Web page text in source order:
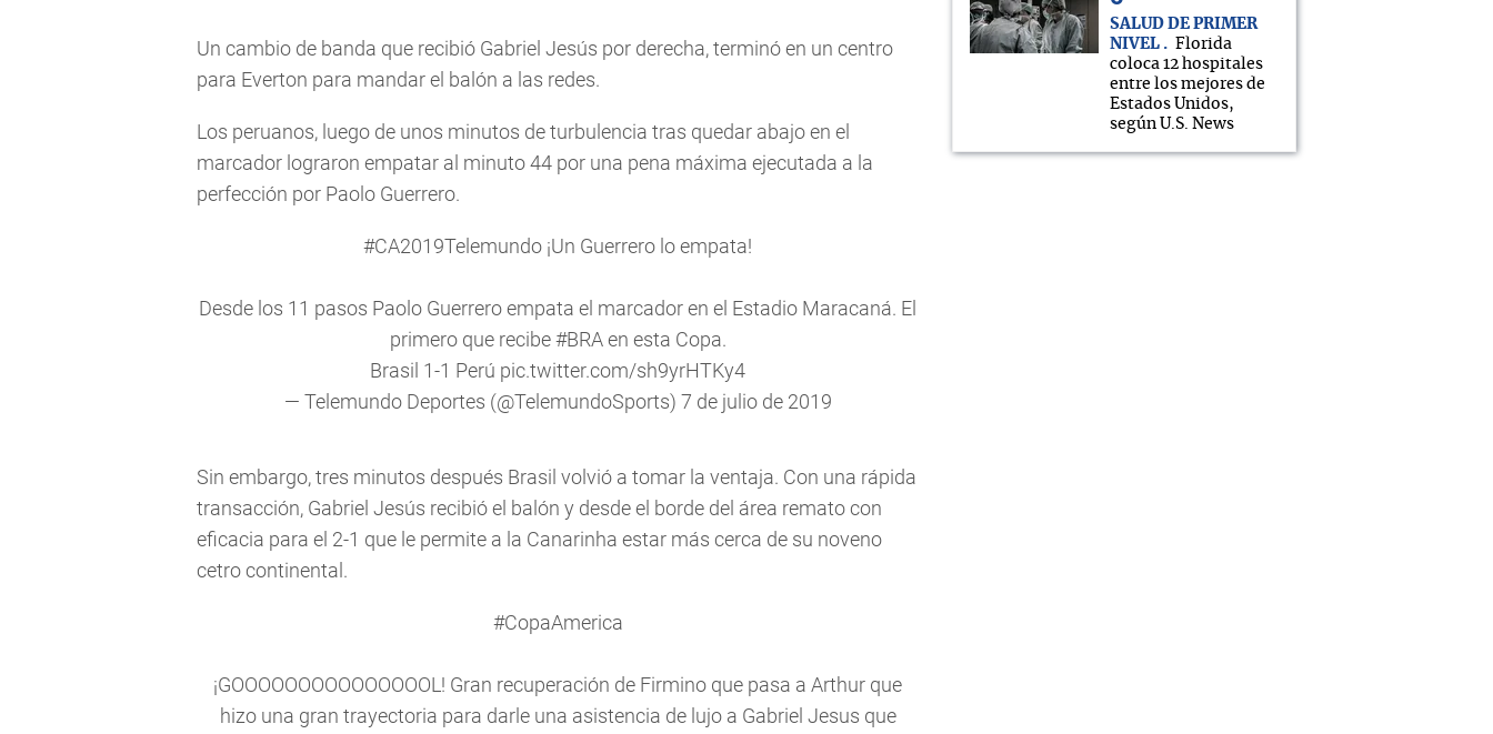
Un cambio de banda que recibió Gabriel Jesús por derecha, terminó en un centro
para Everton para mandar el balón a las redes.
Los peruanos, luego de unos minutos de turbulencia tras quedar abajo en el
marcador lograron empatar al minuto 44 por una pena máxima ejecutada a la
perfección por Paolo Guerrero.
#CA2019Telemundo ¡Un Guerrero lo empata!
Desde los 11 pasos Paolo Guerrero empata el marcador en el Estadio Maracaná. El
primero que recibe#BRAen esta Copa.
Brasil 1-1 Perú pic.twitter.com/sh9yrHTKy4
— Telemundo Deportes (@TelemundoSports) 7 de julio de 2019
Sin embargo, tres minutos después Brasil volvió a tomar la ventaja. Con una rápida
transacción, Gabriel Jesús recibió el balón y desde el borde del área remato con
eficacia para el 2-1 que le permite a la Canarinha estar más cerca de su noveno
cetro continental.
#CopaAmerica
¡GOOOOOOOOOOOOOOOL! Gran recuperación de Firmino que pasa a Arthur que
hizo una gran trayectoria para darle una asistencia de lujo a Gabriel Jesus que
SALUD DE PRIMER
NIVEL
Florida
coloca 12 hospitales
entre los mejores de
Estados Unidos,
según U.S. News